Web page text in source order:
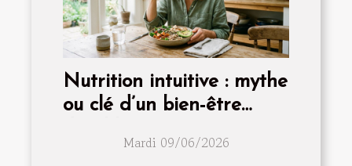
Nutrition intuitive : mythe
ou clé d’un bien-être
Mardi 09/06/2026